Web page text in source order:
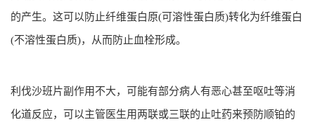
的产生。这可以防止纤维蛋白原(可溶性蛋白质)转化为纤维蛋白
(不溶性蛋白质)，从而防止血栓形成。
利伐沙班片副作用不大，可能有部分病人有恶心甚至呕吐等消
化道反应，可以主管医生用两联或三联的止吐药来预防顺铂的